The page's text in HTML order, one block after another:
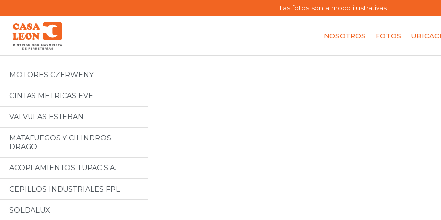
Las fotos son a modo ilustrativas
NOSOTROS FOTOS
Categorias
Todos
MOTORES CZERWENY
CINTAS METRICAS EVEL
VALVULAS ESTEBAN
MATAFUEGOS Y CILINDROS
DRAGO
ACOPLAMIENTOS TUPAC S.A.
CEPILLOS INDUSTRIALES FPL
SOLDALUX